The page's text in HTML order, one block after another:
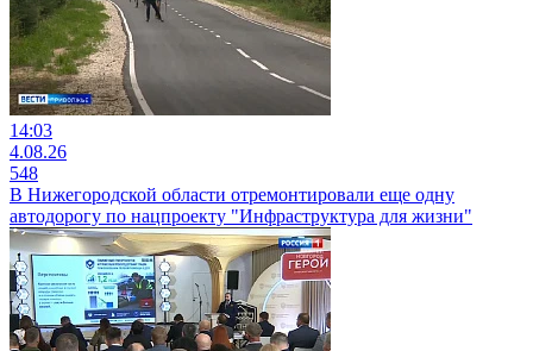
14:03
4.08.26
548
В Нижегородской области отремонтировали еще одну
автодорогу по нацпроекту "Инфраструктура для жизни"